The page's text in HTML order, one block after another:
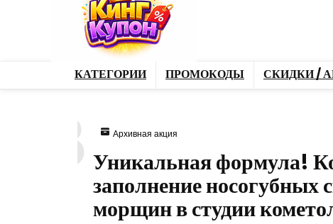
КАТЕГОРИИ ПРОМОКОДЫ СКИДКИ /
Архивная акция
Уникальная формула!
заполнение носогубных
морщин в студии